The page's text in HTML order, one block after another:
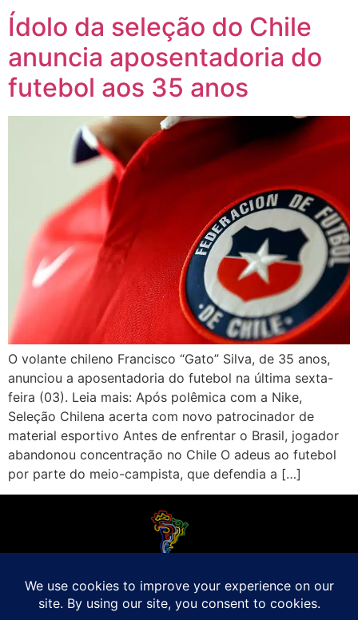
Ídolo da seleção do Chile
anuncia aposentadoria do
futebol aos 35 anos
O volante chileno Francisco “Gato” Silva, de 35 anos,
anunciou a aposentadoria do futebol na última sexta-
feira (03). Leia mais: Após polêmica com a Nike,
Seleção Chilena acerta com novo patrocinador de
material esportivo Antes de enfrentar o Brasil, jogador
abandonou concentração no Chile O adeus ao futebol
por parte do meio-campista, que defendia a […]
O Futebol Latino sabe que a alegria do esporte bretão do continente americano
é bem mais do que Brasil, Argentina e Uruguai. Isso porque o amante da bola